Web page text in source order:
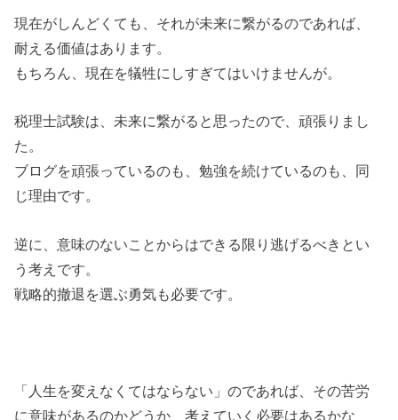
現在がしんどくても、それが未来に繋がるのであれば、
耐える価値はあります。
もちろん、現在を犠牲にしすぎてはいけませんが。
税理士試験は、未来に繋がると思ったので、頑張りまし
た。
ブログを頑張っているのも、勉強を続けているのも、同
じ理由です。
逆に、意味のないことからはできる限り逃げるべきとい
う考えです。
戦略的撤退を選ぶ勇気も必要です。
「人生を変えなくてはならない」のであれば、その苦労
に意味があるのかどうか、考えていく必要はあるかな